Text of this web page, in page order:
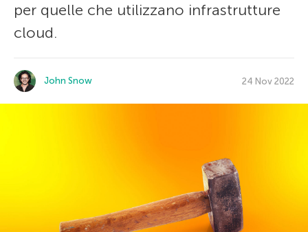
per quelle che utilizzano infrastrutture
cloud.
John Snow 24 Nov 2022